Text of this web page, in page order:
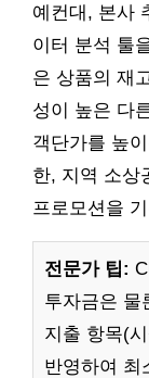
예컨대, 본사
이터 분석 툴
은 상품의 재
성이 높은 다
객단가를 높
한, 지역 소상
프로모션을
전문가 팁:
투자금은 물
지출 항목(
반영하여 최